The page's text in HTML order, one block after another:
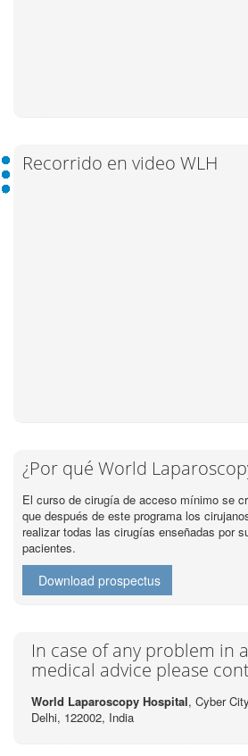
Recorrido en video WLH
¿Por qué World
El curso de cirugía de acceso mínimo se
que después de este programa los
realizar todas las cirugías enseñadas por
pacientes.
Download prospectus
In case of any problem in
medical advice please
World Laparoscopy Hospital, Cyber
Delhi, 122002, India